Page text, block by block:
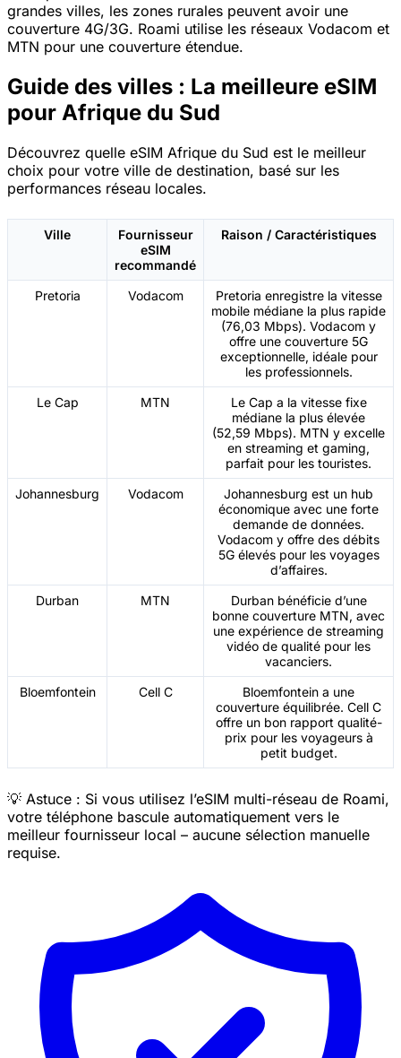
grandes villes, les zones rurales peuvent avoir une
couverture 4G/3G. Roami utilise les réseaux Vodacom et
MTN pour une couverture étendue.
Guide des villes : La meilleure eSIM
pour Afrique du Sud
Découvrez quelle eSIM Afrique du Sud est le meilleur
choix pour votre ville de destination, basé sur les
performances réseau locales.
Ville
Fournisseur
eSIM
recommandé
Raison / Caractéristiques
Pretoria Vodacom
Pretoria enregistre la vitesse
mobile médiane la plus rapide
(76,03 Mbps). Vodacom y
offre une couverture 5G
exceptionnelle, idéale pour
les professionnels.
Le Cap
MTN
Le Cap a la vitesse fixe
médiane la plus élevée
(52,59 Mbps). MTN y excelle
en streaming et gaming,
parfait pour les touristes.
Johannesburg
Vodacom
Johannesburg est un hub
économique avec une forte
demande de données.
Vodacom y offre des débits
5G élevés pour les voyages
d’affaires.
Durban
MTN
Durban bénéficie d’une
bonne couverture MTN, avec
une expérience de streaming
vidéo de qualité pour les
vacanciers.
Bloemfontein
Cell C
Bloemfontein a une
couverture équilibrée. Cell C
offre un bon rapport qualité-
prix pour les voyageurs à
petit budget.
💡 Astuce : Si vous utilisez l’eSIM multi-réseau de Roami,
votre téléphone bascule automatiquement vers le
meilleur fournisseur local – aucune sélection manuelle
requise.